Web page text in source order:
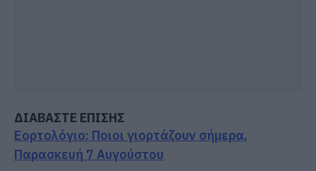
ΔΙΑΒΑΣΤΕ ΕΠΙΣΗΣ
Εορτολόγιο: Ποιοι γιορτάζουν σήμερα,
Παρασκευή 7 Αυγούστου